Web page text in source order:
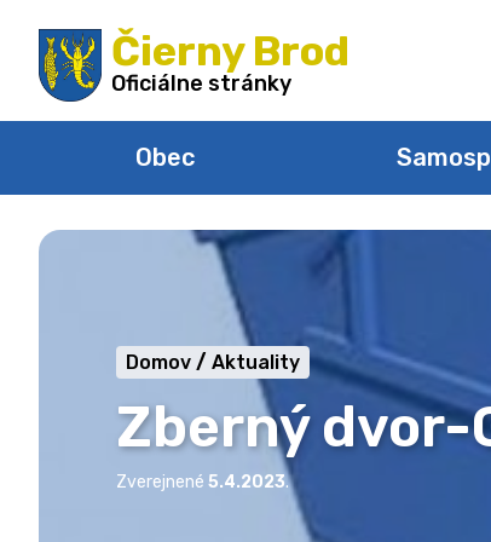
na
obsah
Čierny Brod
Oficiálne stránky
Obec
Zberný
Domov Aktuality
Zverejnené 5.4.2023.